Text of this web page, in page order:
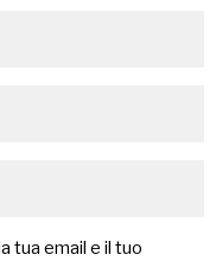
tua email e il tuo